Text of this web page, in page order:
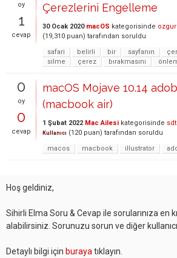
oy
1
cevap
Çerezlerini Engelleme
30 Ocak 2020 macOS kategorisinde
(19,310 puan) tarafından soruldu
safari
belirli bir sayfanın
silme
çerez bırakmasını
0
oy
0
cevap
macOS Mojave 10.14
(macbook air)
1 Şubat 2022 Mac Ailesi kategorisinde
Kullanıcı (120 puan) tarafından soruldu
macos
macbook illustrator
Hoş geldiniz,
Sihirli Elma Soru & Cevap ile sorularınıza en
alabilirsiniz. Sorunuzu sorun ve diğer
Detaylı bilgi için buraya tıklayın.